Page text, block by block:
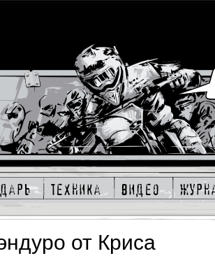
техника видео
от Криса